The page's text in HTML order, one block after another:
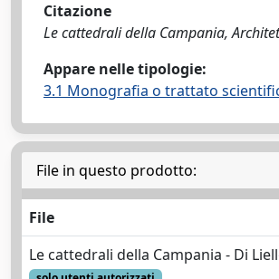
Citazione
Le cattedrali della Campania,
Appare nelle tipologie:
3.1 Monografia o trattato
File in questo prodotto:
File
Le cattedrali della Campania - Di